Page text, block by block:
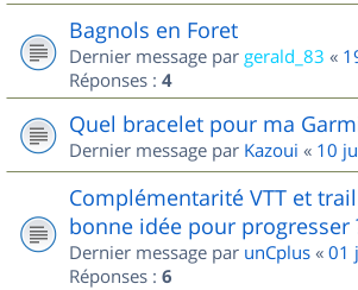
Bagnols en Foret
Dernier message par gerald_83 «
Réponses : 4
Quel bracelet pour ma
Dernier message par Kazoui « 10
Complémentarité VTT et
bonne idée pour progresser
Dernier message par unCplus « 01
Réponses : 6